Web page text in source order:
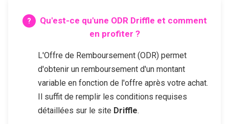
Qu'est-ce qu'une ODR Driffle et comment
en profiter ?
L'Offre de Remboursement (ODR) permet
d'obtenir un remboursement d'un montant
variable en fonction de l'offre après votre achat.
Il suffit de remplir les conditions requises
détaillées sur le site Driffle.